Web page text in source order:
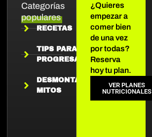
Categorías
populares
RECETAS
TIPS PARA
PROGRESAR
DESMONTANDO
MITOS
¿Quieres
empezar a
comer bien
de una vez
por todas?
Reserva
hoy tu plan.
VER PLANES
NUTRICIONALES